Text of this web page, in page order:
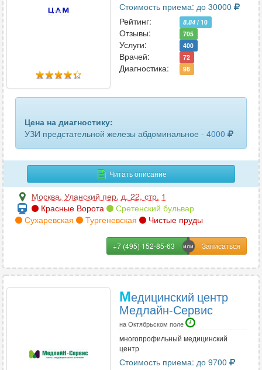
периферических лимфоузлов
плевральной полости
плечевого сустава 182
поджелудочной железы 258
подчелюстных лимфоузлов 78
полового члена
46
предстательной железы и семенных пузырьков
предстательной железы трансректальное
придаточных пазух носа
Стоимость приема: до 30000
Рейтинг:
8.84 / 10
Отзывы: 705
Услуги: 400
Врачей: 72
Диагностика: 98
Цена на диагностику:
УЗИ предстательной железы абдоминальное - 4000
Читать описание
Москва, Уланский пер. д. 22, стр. 1
Красные Ворота
Сретенский бульвар
Сухаревская
Тургеневская Чистые пруды
+7 (495) 152-85-63
Медицинский центр
Медлайн-Сервис
на Октябрьском поле
многопрофильный медицинский
центр
Стоимость приема: до 9700